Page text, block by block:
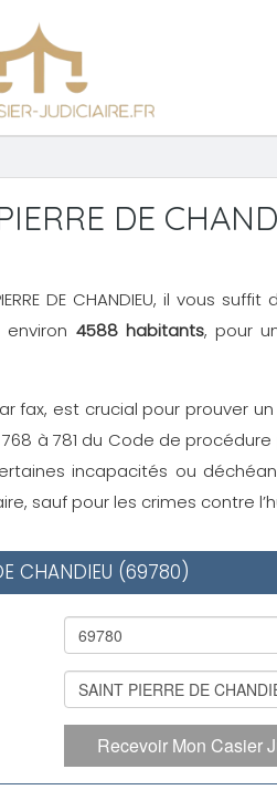
DE
DE CHANDIEU, il vous suffit
4588 habitants, pour
fax, est crucial pour prouver
à 781 du Code de
incapacités ou
sauf pour les crimes contre
CHANDIEU (69780)
Recevoir Mon Casier